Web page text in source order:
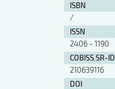
ISBN
/
ISSN
2406 - 1190
COBISS.SR-ID
210639116
DOI